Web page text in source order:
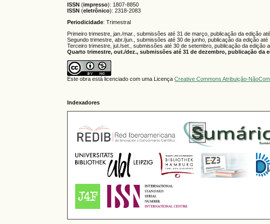
ISSN (impresso): 1807-8850
ISSN (eletrônico):2318-2083
Periodicidade: Trimestral
Primeiro trimestre, jan./mar., submissões até 31 de março, publicação da edição
Segundo trimestre, abr./jun., submissões até 30 de junho, publicação da edição até
Terceiro trimestre, jul./set., submissões até 30 de setembro, publicação da edição
Quarto trimestre, out./dez., submissões até 31 de dezembro, publicação da
Este obra está licenciado com uma LicençaCreative Commons Atribuição-
Indexadores